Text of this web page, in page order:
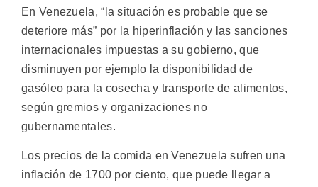
En Venezuela, “la situación es probable que se
deteriore más” por la hiperinflación y las sanciones
internacionales impuestas a su gobierno, que
disminuyen por ejemplo la disponibilidad de
gasóleo para la cosecha y transporte de alimentos,
según gremios y organizaciones no
gubernamentales.
Los precios de la comida en Venezuela sufren una
inflación de 1700 por ciento, que puede llegar a